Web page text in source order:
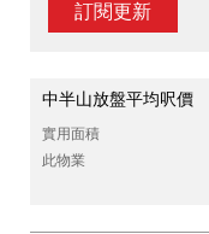
訂閱更新
中半山放盤平均呎價
實用面積
此物業